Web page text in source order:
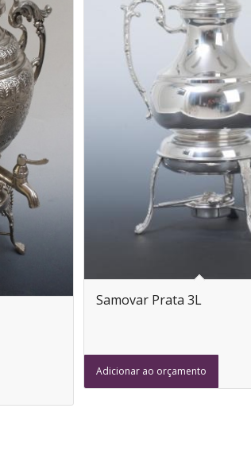
Samovar Prata 3L
Adicionar ao orçamento